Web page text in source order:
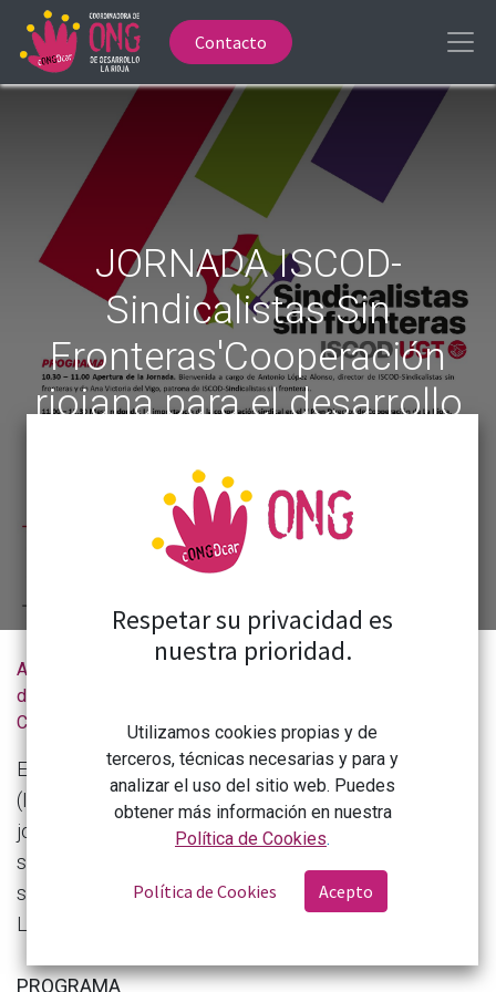
Contacto
JORNADA ISCOD-
Sindicalistas Sin
Fronteras'Cooperación
riojana para el desarrollo
Actualidad
de la
CONGDCAR
JORNADA ISCOD-Sindicalistas Sin Fronteras'Cooperación riojana para el desarrollo sostenible'
El Instituto Sindical de Cooperación al Desarrollo
(ISCOD) - Sindicalistas Sin Fronteras organiza una
jornada sobre Cooperación riojana para el desarrollo
sostenible el próximo miércoles, 19 de junio en la
sede de UGT La Rioja (calle Luisa Marín Lacalle 1,
Logroño).
PROGRAMA
Respetar su privacidad es
nuestra prioridad.
Utilizamos cookies propias y de
terceros, técnicas necesarias y para y
analizar el uso del sitio web. Puedes
obtener más información en nuestra
Política de Cookies.
Política de Cookies Acepto